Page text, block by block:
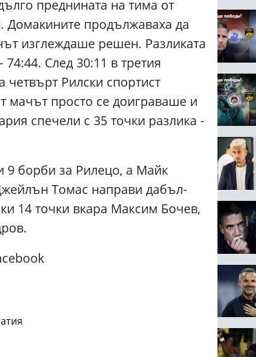
преднината на тима от
Домакините продължаваха да
изглеждаше решен. Разликата
74:44. След 30:11 в третия
четвърт Рилски спортист
мачът просто се доиграваше и
спечели с 35 точки разлика -
9 борби за Рилецо, а Майк
Томас направи дабъл-
14 точки вкара Максим Бочев,